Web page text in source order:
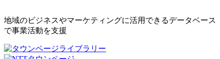
地域のビジネスやマーケティングに活用できるデータベース
で事業活動を支援